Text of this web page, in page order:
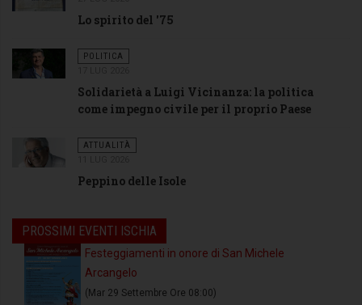
Lo spirito del '75
POLITICA
Solidarietà a Luigi Vicinanza: la politica
come impegno civile per il proprio Paese
ATTUALITÀ
Peppino delle Isole
PROSSIMI EVENTI ISCHIA
Festeggiamenti in onore di San Michele
Arcangelo
(Mar 29 Settembre Ore 08:00)